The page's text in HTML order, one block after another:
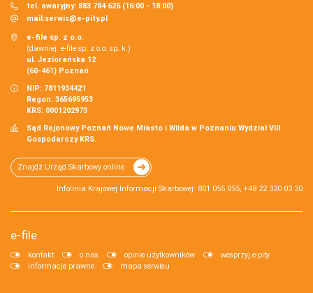
tel. awaryjny: 883 784 626 (16:00 - 18:00)
mail:serwis@e-pity.pl
e-file sp. z o.o.
(dawniej: e-file sp. z o.o. sp. k.)
ul. Jeziorańska 12
(60-461) Poznań
NIP: 7811934421
Regon: 365695953
KRS: 0001202973
Sąd Rejonowy Poznań Nowe Miasto i Wilda w Poznaniu Wydział VIII
Gospodarczy KRS.
Znajdź Urząd Skarbowy online
Infolinia Krajowej Informacji Skarbowej: 801 055 055, +48 22 330 03 30
e-file
kontakt o nas opinie użytkowników
wesprzyj e-pity
informacje prawne
mapa serwisu